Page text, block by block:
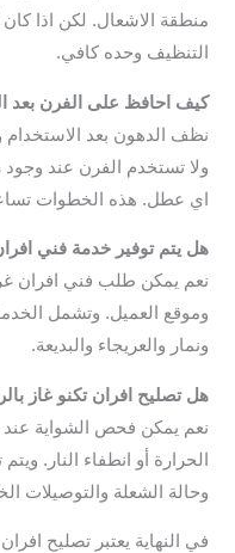
منطقة الاشعال. لكن اذا
التنظيف وحده كافي.
كيف احافظ على الفرن بعد
نظف الدهون بعد
ولا تستخدم الفرن عند
اي عطل. هذه الخطوات
هل يتم توفير خدمة فني
نعم يمكن طلب فني افران
وموقع العميل. وتشمل
ونمار والعريجاء والبديعة.
هل تصليح افران تكنو غاز
نعم يمكن فحص الشواية
الحرارة أو انطفاء النار.
وحالة الشعلة والتوصيلات
في النهاية يعتبر تصليح